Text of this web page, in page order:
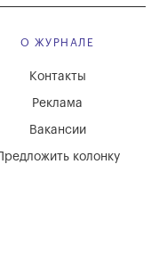
О ЖУРНАЛЕ
Вакансии
Реклама
Контакты
Предложить колонку